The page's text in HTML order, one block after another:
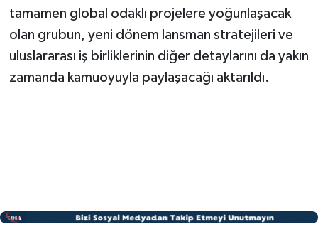
tamamen global odaklı projelere yoğunlaşacak
olan grubun, yeni dönem lansman stratejileri ve
uluslararası iş birliklerinin diğer detaylarını da yakın
zamanda kamuoyuyla paylaşacağı aktarıldı.